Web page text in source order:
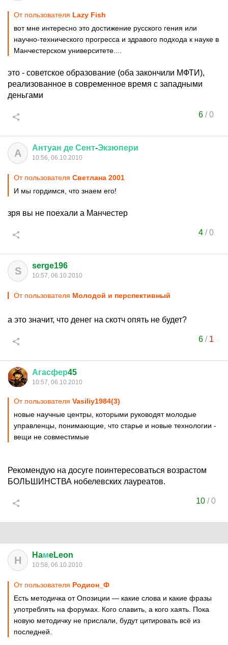
От пользователя Lazy Fish
вот мне интересно это достижение русского гения или
научно-технического прогресса и здравого подхода к науке в
Манчестерском университете....
это - советское образование (оба закончили МФТИ),
реализованное в современное время с западными
деньгами
6/0
А Антуан де Сент-Экзюпери
10:56, 06.10.2010
От пользователя Светлана 2001
И мы гордимся, что знаем его!
зря вы не поехали а Манчестер
4/0
S serge196
10:57, 06.10.2010
От пользователя Молодой и перспективный
а это значит, что денег на скотч опять не будет?
6/ 1
Агасфер45
10:57, 06.10.2010
От пользователя Vasiliy1984(3)
новые научные центры, которыми руководят молодые
управленцы, понимающие, что старье и новые технологии -
вещи не совместимые
Рекомендую на досуге поинтересоваться возрастом
БОЛЬШИНСТВА нобелевских лауреатов.
10 /0
H HaмeLeon
10:58, 06.10.2010
От пользователя Родион_Ф
Есть методичка от Опозиции — какие слова и какие фразы
употреблять на форумах. Кого славить, а кого хаять. Пока
новую методичку не прислали, будут цитировать всё из
последней.